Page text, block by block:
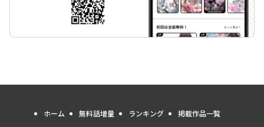
ホーム 無料話増量 ランキング 掲載作品一覧